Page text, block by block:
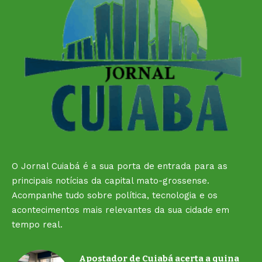
O Jornal Cuiabá é a sua porta de entrada para as
principais notícias da capital mato-grossense.
Acompanhe tudo sobre política, tecnologia e os
acontecimentos mais relevantes da sua cidade em
tempo real.
Apostador de Cuiabá acerta a quina